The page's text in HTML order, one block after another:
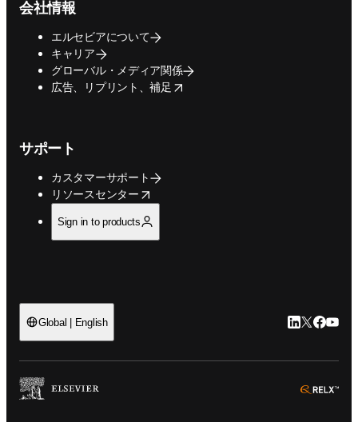
会社情報
エルセビアについて
キャリア
グローバル・メディア関係
広告、リプリント、補足
opens in new tab/window
サポート
カスタマーサポート
リソースセンター
opens in new tab/window
Sign in to products
Global | English LinkedIn 新
Twitter 新